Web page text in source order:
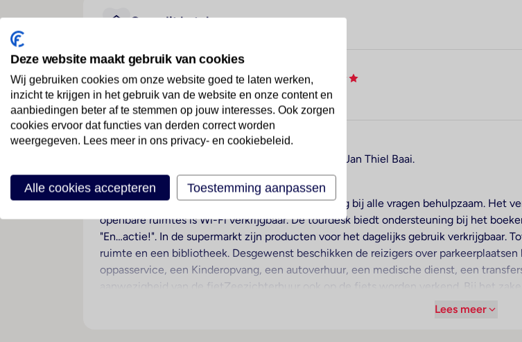
Over dit hotel
Bed & Bike Curacao Jan Thiel
Curaçao· Curaçao · Jan Thiel Baai
Ligging
Het hostel/de jeugdherberg begroet de gasten in Jan Thiel Baai.
Hotelfaciliteiten
Het vriendelijke personeel aan de receptie is graag bij alle vragen behulpzaam. Het
openbare ruimtes is Wi-Fi verkrijgbaar. De tourdesk biedt ondersteuning bij het
"En…actie!". In de supermarkt zijn producten voor het dagelijks gebruik verkrijgbaar.
ruimte en een bibliotheek. Desgewenst beschikken de reizigers over
oppasservice, een Kinderopvang, een autoverhuur, een medische dienst, een
aanwezigheid van de fietZeezichterhuur ook op de fiets worden verkend. Bij het
Lees meer
Deze website maakt gebruik van cookies
Wij gebruiken cookies om onze website goed te laten werken,
inzicht te krijgen in het gebruik van de website en onze content en
aanbiedingen beter af te stemmen op jouw interesses. Ook zorgen
cookies ervoor dat functies van derden correct worden
weergegeven. Lees meer in ons privacy- en cookiebeleid.
Alle cookies accepteren Toestemming aanpassen